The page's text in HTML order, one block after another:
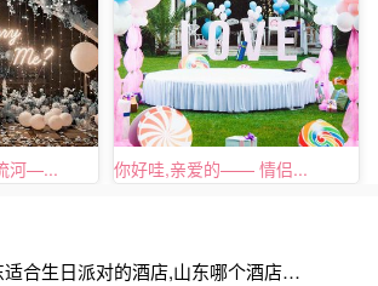
河—... 你好哇,亲爱的—— 情侣...
适合生日派对的酒店,山东哪个酒店有